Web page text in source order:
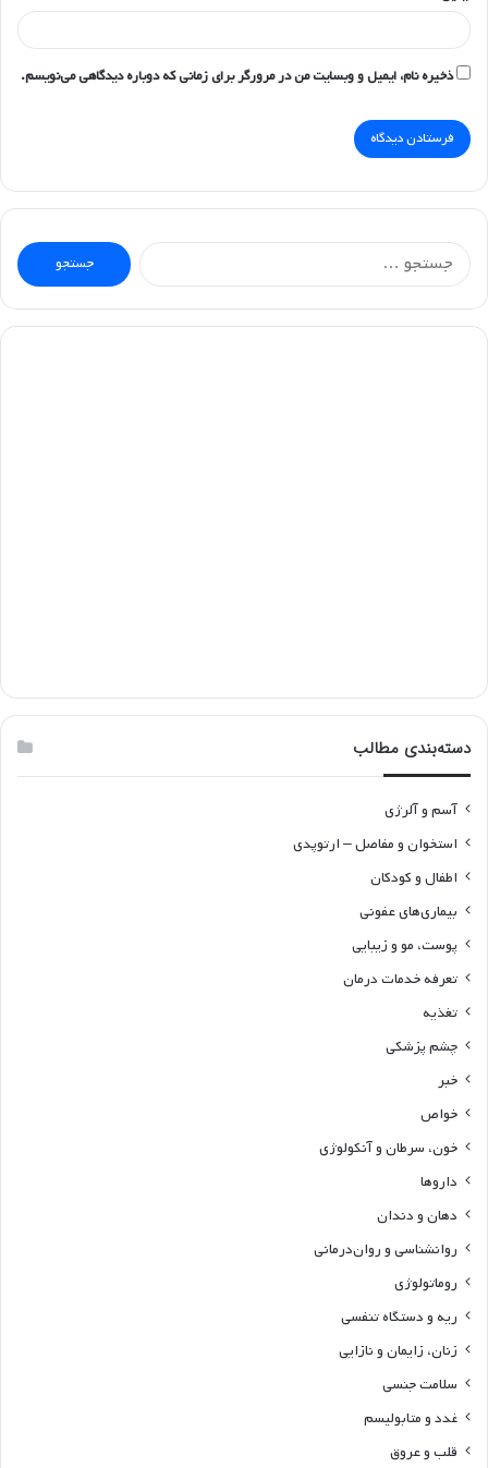
ذخیره نام، ایمیل و وبسایت من در مرورگر برای زمانی که دوباره دیدگاهی می‌نویسم.
جستجو
برای:
دسته‌بندی مطالب
آسم و آلرژی
استخوان و مفاصل – ارتوپدی
اطفال و کودکان
بیماری‌های عفونی
پوست، مو و زیبایی
تعرفه خدمات درمان
تغذیه
چشم پزشکی
خبر
خواص
خون، سرطان و آنکولوژی
داروها
دهان و دندان
روانشناسی و روان‌درمانی
روماتولوژی
ریه و دستگاه تنفسی
زنان، زایمان و نازایی
سلامت جنسی
غدد و متابولیسم
قلب و عروق